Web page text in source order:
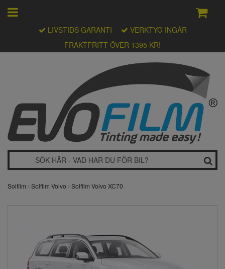
FRAKTFRITT ÖVER 1395 KR!
LIVSTIDS GARANTI VERKTYG INGÅR
Solfilm Solfilm Volvo Solfilm Volvo XC70